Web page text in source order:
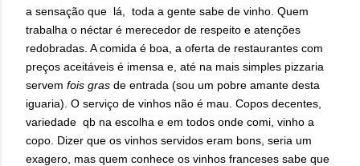
a sensação que lá, toda a gente sabe de vinho. Quem
trabalha o néctar é merecedor de respeito e atenções
redobradas. A comida é boa, a oferta de restaurantes com
preços aceitáveis é imensa e, até na mais simples pizzaria
servem fois gras de entrada (sou um pobre amante desta
iguaria). O serviço de vinhos não é mau. Copos decentes,
variedade qb na escolha e em todos onde comi, vinho a
copo. Dizer que os vinhos servidos eram bons, seria um
exagero, mas quem conhece os vinhos franceses sabe que